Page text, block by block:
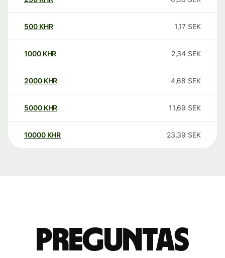
500 KHR 1,17 SEK
1000 KHR 2,34 SEK
2000 KHR 4,68 SEK
5000 KHR 11,69 SEK
10000 KHR 23,39 SEK
Preguntas